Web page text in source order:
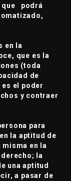
que podrá
en la
que es la
(toda
de
el poder
y contraer
para
la aptitud de
en la
la
una aptitud
a pasar de